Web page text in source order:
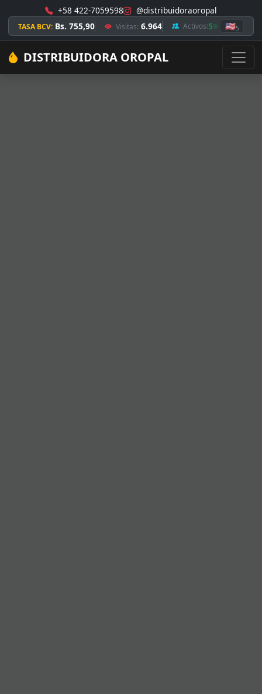
+58 422-7059598 @distribuidoraoropal
TASA BCV: Bs. 755,90 Visitas: 6.964 Activos:5 🇺🇸5
DISTRIBUIDORA OROPAL